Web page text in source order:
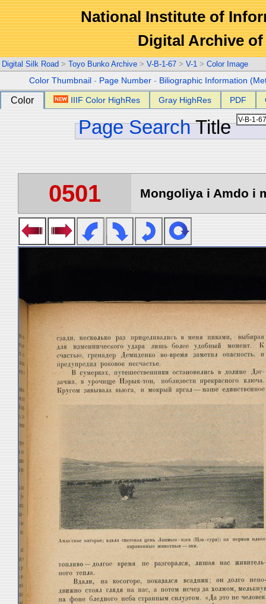
National Institute of
Digital Archive
Digital Silk Road > Toyo Bunko Archive > V-B-1-67 > V-1 > Color Image
Color Thumbnail - Page Number - Biliographic Information
Color IIIF Color HighRes Gray HighRes PDF
Page Search Title
0501 Mongoliya i Amdo i